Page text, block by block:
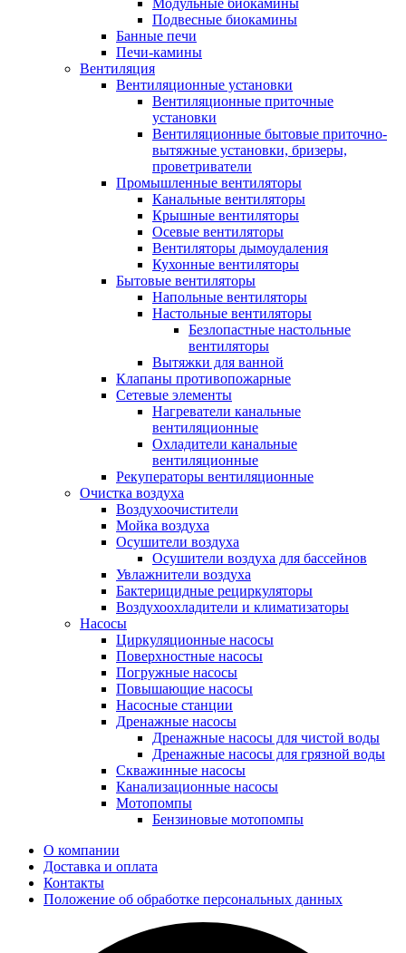
Подвесные биокамины
Банные печи
Печи-камины
Вентиляция
Вентиляционные установки
Вентиляционные приточные
установки
Вентиляционные бытовые приточно-
вытяжные установки, бризеры,
проветриватели
Промышленные вентиляторы
Канальные вентиляторы
Крышные вентиляторы
Осевые вентиляторы
Вентиляторы дымоудаления
Кухонные вентиляторы
Бытовые вентиляторы
Напольные вентиляторы
Настольные вентиляторы
Безлопастные настольные
вентиляторы
Вытяжки для ванной
Клапаны противопожарные
Сетевые элементы
Нагреватели канальные
вентиляционные
Охладители канальные
вентиляционные
Рекуператоры вентиляционные
Очистка воздуха
Воздухоочистители
Мойка воздуха
Осушители воздуха
Осушители воздуха для бассейнов
Увлажнители воздуха
Бактерицидные рециркуляторы
Воздухоохладители и климатизаторы
Насосы
Циркуляционные насосы
Поверхностные насосы
Погружные насосы
Повышающие насосы
Насосные станции
Дренажные насосы
Дренажные насосы для чистой воды
Дренажные насосы для грязной воды
Скважинные насосы
Канализационные насосы
Мотопомпы
Бензиновые мотопомпы
О компании
Доставка и оплата
Контакты
Положение об обработке персональных данных